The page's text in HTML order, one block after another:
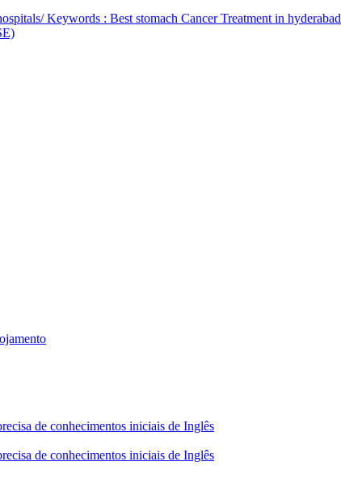
Keywords : Best stomach Cancer Treatment in hyderabad
de conhecimentos iniciais de Inglês
de conhecimentos iniciais de Inglês